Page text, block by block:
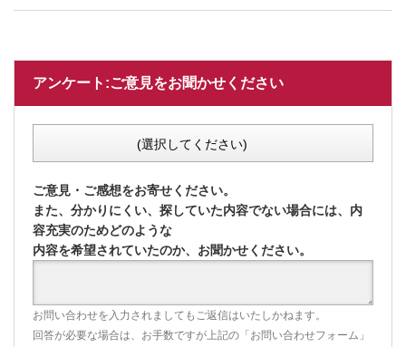
アンケート:ご意見をお聞かせください
(選択してください)
ご意見・ご感想をお寄せください。
また、分かりにくい、探していた内容でない場合には、内
容充実のためどのような
内容を希望されていたのか、お聞かせください。
お問い合わせを入力されましてもご返信はいたしかねます。
回答が必要な場合は、お手数ですが上記の「お問い合わせフォーム」